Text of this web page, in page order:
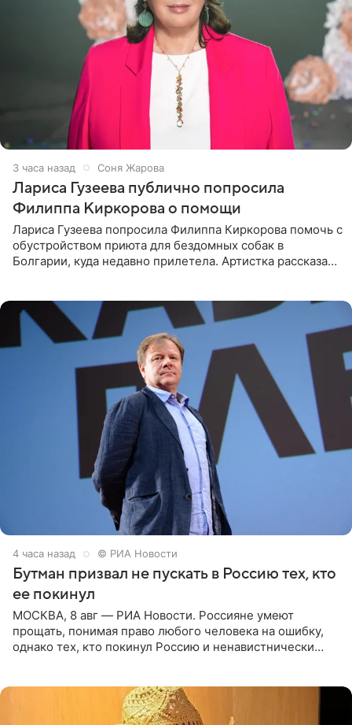
3 часа назад Соня Жарова
Лариса Гузеева публично попросила
Филиппа Киркорова о помощи
Лариса Гузеева попросила Филиппа Киркорова помочь с
обустройством приюта для бездомных собак в
Болгарии, куда недавно прилетела. Артистка рассказала
4 часа назад © РИА Новости
Бутман призвал не пускать в Россию тех, кто
ее покинул
МОСКВА, 8 авг — РИА Новости. Россияне умеют
прощать, понимая право любого человека на ошибку,
однако тех, кто покинул Россию и ненавистнически